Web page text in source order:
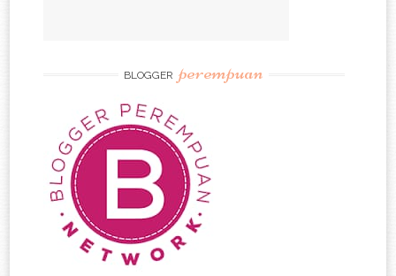
BLOGGER perempuan